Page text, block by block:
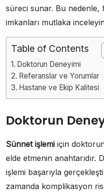
süreci sunar. Bu nedenle,
imkanları mutlaka
Table of Contents
Doktorun Deneyimi
Referanslar ve Yorumlar
Hastane ve Ekip Kalitesi
Doktorun
Sünnet işlemi için
elde etmenin anahtarıdır.
işlemi başarıyla
zamanda komplikasyon